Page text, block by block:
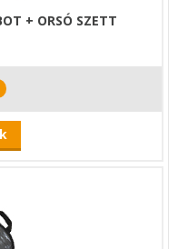
+ ORSÓ SZETT